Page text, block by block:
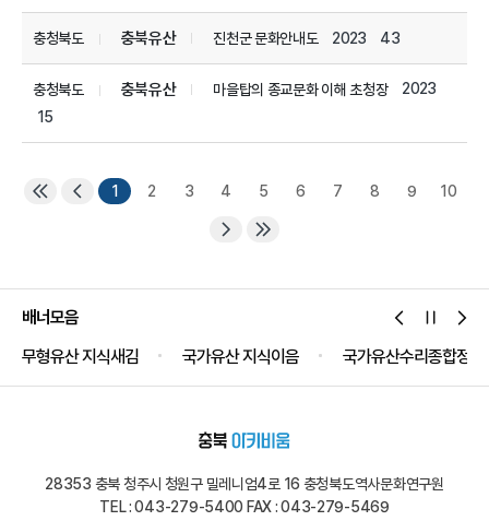
충청북도 충북유산 진천군 문화안내도 2023 43
충청북도 충북유산 마을탑의 종교문화 이해 초청장
2023
15
1 2 3 4 5 6 7 8 9 10
배너모음
무형유산 지식새김
국가유산 지식이음 국가유산수리종합정보
28353 충북 청주시 청원구 밀레니엄4로 16 충청북도역사문화연구원
TEL : 043-279-5400 FAX : 043-279-5469